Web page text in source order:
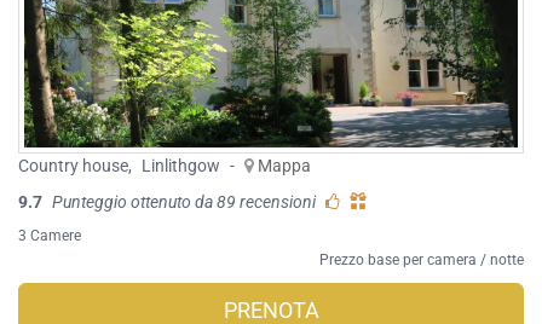
Country house, Linlithgow -
Mappa
9.7 Punteggio ottenuto da 89 recensioni
3 Camere
Prezzo base per camera / notte
PRENOTA